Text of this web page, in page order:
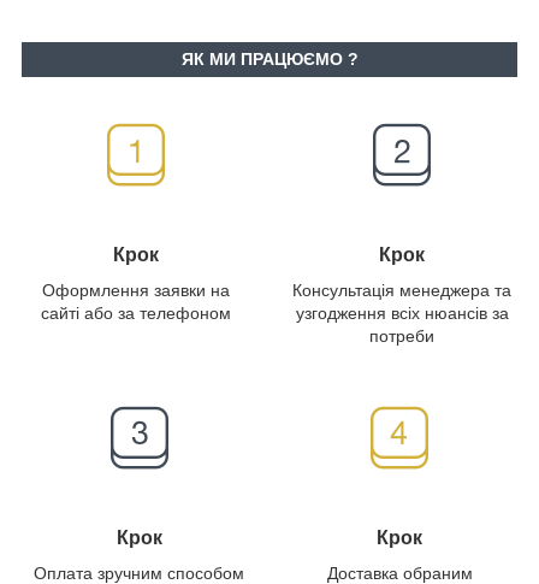
ЯК МИ ПРАЦЮЄМО ?
Крок Крок
Оформлення заявки на
сайті або за телефоном
Консультація менеджера та
узгодження всіх нюансів за
потреби
Крок Крок
Оплата зручним способом
Доставка обраним